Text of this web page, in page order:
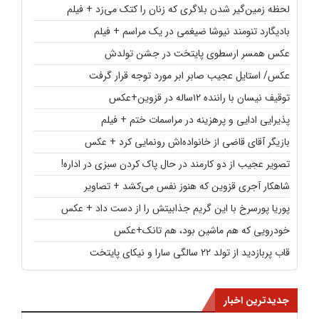
لحظه زمین‌گیر شدن بلاگری که زنان را کتک می‌زد + فیلم
بادیگارد تنومند نیوشا ضیغمی در یک مراسم + فیلم
عکس همسر ارسطوی پایتخت در جشن تولدش
عکس/ استایل عجیب صابر ابر مورد توجه قرار گرفت
توقیف نیسان با راننده ۱۲ساله در قزوین+عکس
پذیرایی ادایی و پرهزینه در مراسمات ختم + فیلم
بازیگر آقای قاضی از خانواده‌اش رونمایی کرد + عکس
تصویر عجیب از دو کارمند در حال پاک کردن سبزی در اداره!
شاهکار آجری قزوین که هنوز نفس می‌کشد + تصاویر
پوریا پورسرخ با این گریم جذابیتش را از دست داد + عکس
خودرویی که هم ماشین بود، هم تانک+عکس
قاب پربازدید از تولد ۲۲ سالگی سارا و نیکای پایتخت
جدیدترین اخبار